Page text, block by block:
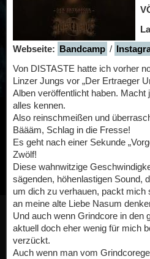
Webseite: Bandcamp /
Von DISTASTE hatte ich vorher
Linzer Jungs vor „Der Ertraeger
Alben veröffentlicht haben. Macht
alles kennen.
Also reinschmeißen und
Bäääm, Schlag in die Fresse!
Es geht nach einer Sekunde
Zwölf!
Diese wahnwitzige
sägenden, höhenlastigen Sound,
um dich zu verhauen, packt
an meine alte Liebe Nasum
Und auch wenn Grindcore in den
aktuell doch eher wenig für mich
verzückt.
Auch wenn man vom